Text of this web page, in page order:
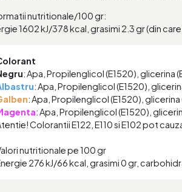
nutritionale/100 gr:
1602 kJ/378 kcal, grasimi 2.3 gr (din
: Apa, Propilenglicol (E1520), glicerina
: Apa, Propilenglicol (E1520),
: Apa, Propilenglicol (E1520),
: Apa, Propilenglicol (E1520),
Colorantii E122, E110 si E102 pot
nutritionale pe 100 gr
276 kJ/66 kcal, grasimi 0 gr,